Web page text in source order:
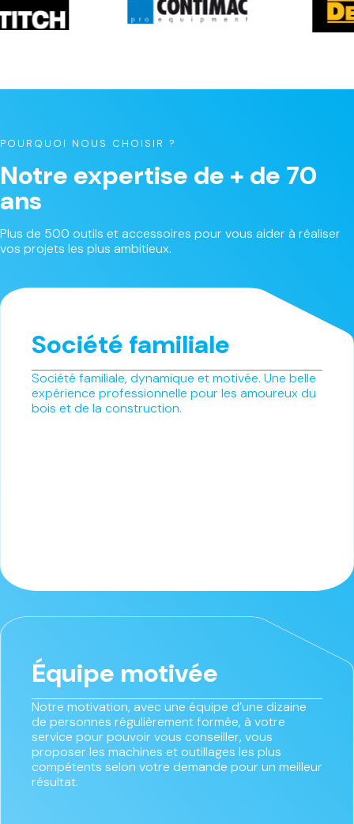
POURQUOI NOUS CHOISIR ?
Notre expertise de + de 70
ans
Plus de 500 outils et accessoires pour vous aider à réaliser
vos projets les plus ambitieux.
Société familiale
Société familiale, dynamique et motivée. Une belle
expérience professionnelle pour les amoureux du
bois et de la construction.
Équipe motivée
Notre motivation, avec une équipe d’une dizaine
de personnes régulièrement formée, à votre
service pour pouvoir vous conseiller, vous
proposer les machines et outillages les plus
compétents selon votre demande pour un meilleur
résultat.